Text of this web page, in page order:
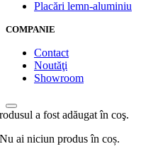
Placări lemn-aluminiu
COMPANIE
Contact
Noutăţi
Showroom
a fost adăugat în coş.
Nu ai niciun produs în coș.